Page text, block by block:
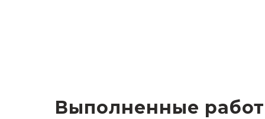
Выполненные